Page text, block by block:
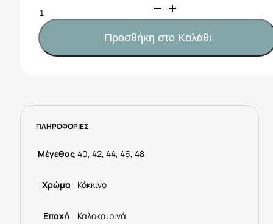
Mayoral
Newborn
Καπέλο
διπλής
όψης
018
ποσότητα
Προσθήκη στο Καλάθι
ΠΛΗΡΟΦΟΡΙΕΣ
Μέγεθος 40, 42, 44, 46, 48
Χρώμα Κόκκινο
Εποχή Καλοκαιρινά